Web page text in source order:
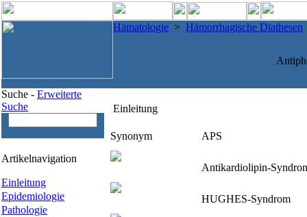
Hämatologie > Hämorrhagische Diathesen
Suche - Erweiterte
Suche
Artikelnavigation
Einleitung
Epidemiologie
Pathologie
Einleitung
Synonym APS
Antikardiolipin-
HUGHES-Syndrom